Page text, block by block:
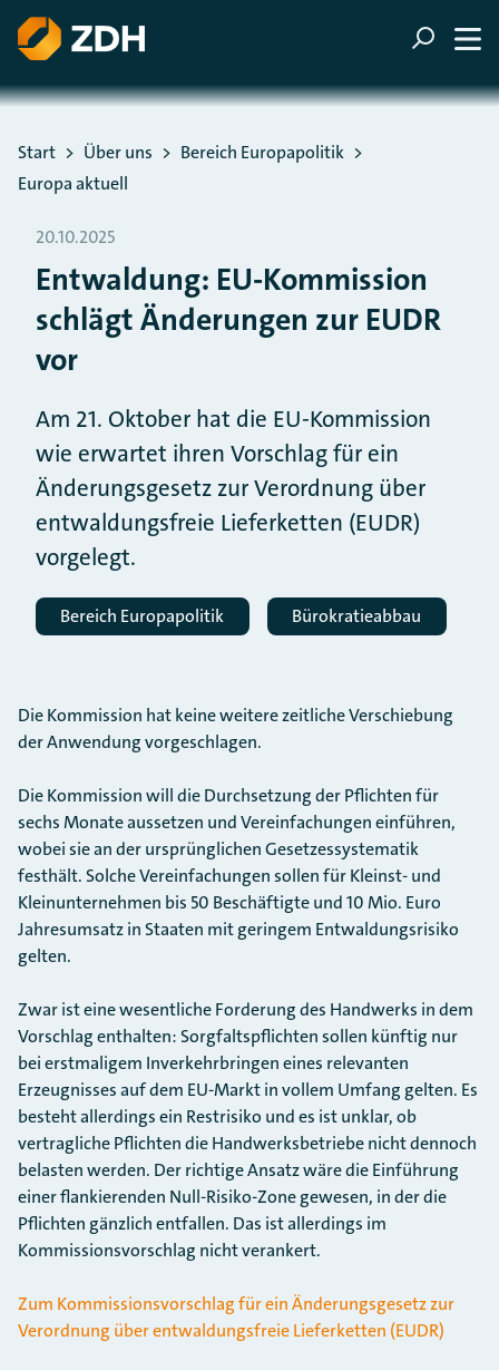
ZUM HAUPTINHALT SPRINGEN
ZUR SUCHE SPRINGEN
Sie befinden sich hier:
Start Über uns
Bereich Europapolitik
Europa aktuell
20.10.2025
Entwaldung: EU-Kommission
schlägt Änderungen zur EUDR
vor
Am 21. Oktober hat die EU-Kommission
wie erwartet ihren Vorschlag für ein
Änderungsgesetz zur Verordnung über
entwaldungsfreie Lieferketten (EUDR)
vorgelegt.
Bereich Europapolitik Bürokratieabbau
Die Kommission hat keine weitere zeitliche Verschiebung
der Anwendung vorgeschlagen.
Die Kommission will die Durchsetzung der Pflichten für
sechs Monate aussetzen und Vereinfachungen einführen,
wobei sie an der ursprünglichen Gesetzessystematik
festhält. Solche Vereinfachungen sollen für Kleinst- und
Kleinunternehmen bis 50 Beschäftigte und 10 Mio. Euro
Jahresumsatz in Staaten mit geringem Entwaldungsrisiko
gelten.
Zwar ist eine wesentliche Forderung des Handwerks in dem
Vorschlag enthalten: Sorgfaltspflichten sollen künftig nur
bei erstmaligem Inverkehrbringen eines relevanten
Erzeugnisses auf dem EU-Markt in vollem Umfang gelten. Es
besteht allerdings ein Restrisiko und es ist unklar, ob
vertragliche Pflichten die Handwerksbetriebe nicht dennoch
belasten werden. Der richtige Ansatz wäre die Einführung
einer flankierenden Null-Risiko-Zone gewesen, in der die
Pflichten gänzlich entfallen. Das ist allerdings im
Kommissionsvorschlag nicht verankert.
Zum Kommissionsvorschlag für ein Änderungsgesetz zur
Verordnung über entwaldungsfreie Lieferketten (EUDR)